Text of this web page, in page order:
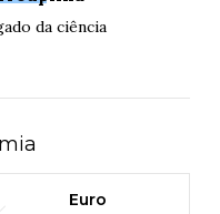
da ciência
Euro